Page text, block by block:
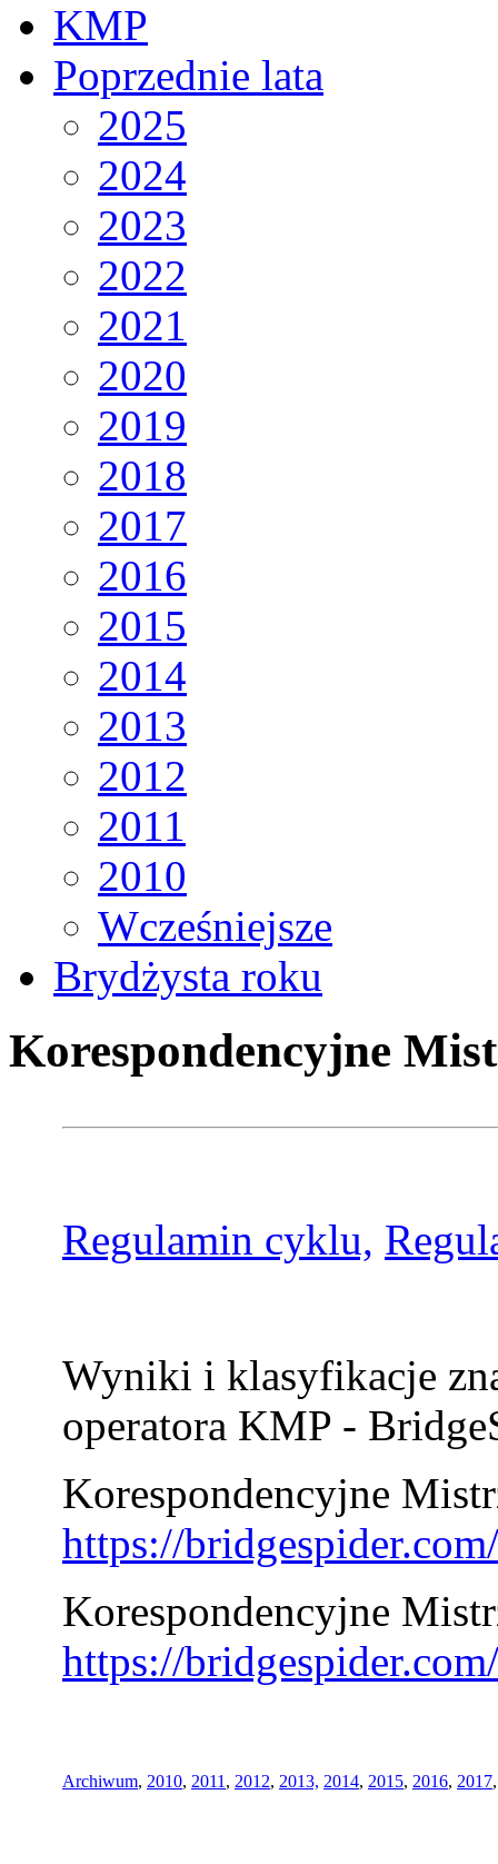
KMP
Poprzednie lata
2025
2024
2023
2022
2021
2020
2019
2018
2017
2016
2015
2014
2013
2012
2011
2010
Wcześniejsze
Brydżysta roku
Korespondencyjne
Regulamin cyklu,
Wyniki i klasyfikacje
operatora KMP -
Korespondencyjne
https://
Korespondencyjne
https://
Archiwum, 2010, 2011 , 2012, 2013, 2014, 2015, 2016, 2017